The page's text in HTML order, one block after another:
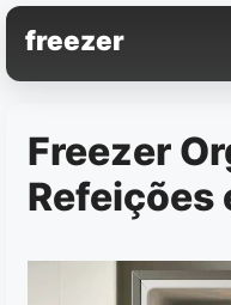
Pular
para
o
freezer
Freezer
Refeições